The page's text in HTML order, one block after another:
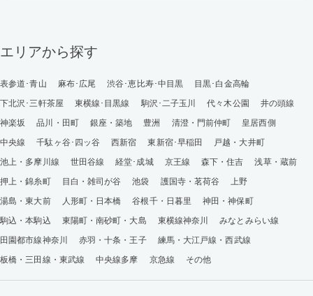
エリアから探す
表参道･青山 麻布･広尾 渋谷･恵比寿･中目黒
目黒･白金高輪
下北沢･三軒茶屋
東横線･目黒線 駒沢･二子玉川 代々木公園
井の頭線
神楽坂
品川・田町 銀座・築地 豊洲 清澄・門前仲町
皇居西側
中央線
千駄ヶ谷･四ッ谷 西新宿 東新宿･早稲田
戸越・大井町
池上・多摩川線
世田谷線 経堂･成城 京王線 森下・住吉
浅草・蔵前
押上・錦糸町
目白・雑司が谷 池袋 護国寺・茗荷谷
上野
湯島・東大前
人形町・日本橋 谷根千・日暮里
神田・神保町
駒込・本駒込
東陽町・南砂町・大島 東横線神奈川
みなとみらい線
田園都市線神奈川
赤羽・十条・王子
練馬・大江戸線・西武線
板橋・三田線・東武線
中央線多摩 京急線 その他